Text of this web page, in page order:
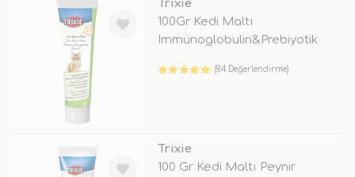
Trixie
100Gr Kedi Maltı
Immünoglobulin&Prebiyotik
(84 Değerlendirme)
Trixie
100 Gr Kedi Maltı Peynir